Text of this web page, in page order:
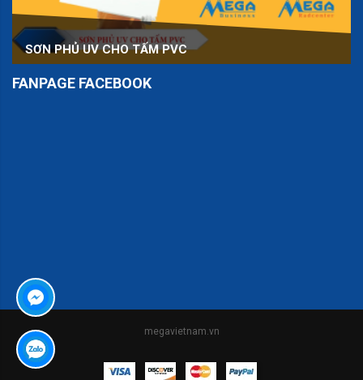
SƠN PHỦ UV CHO TẤM PVC
FANPAGE FACEBOOK
megavietnam.vn